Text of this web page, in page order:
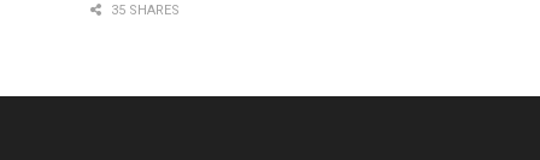
35 SHARES